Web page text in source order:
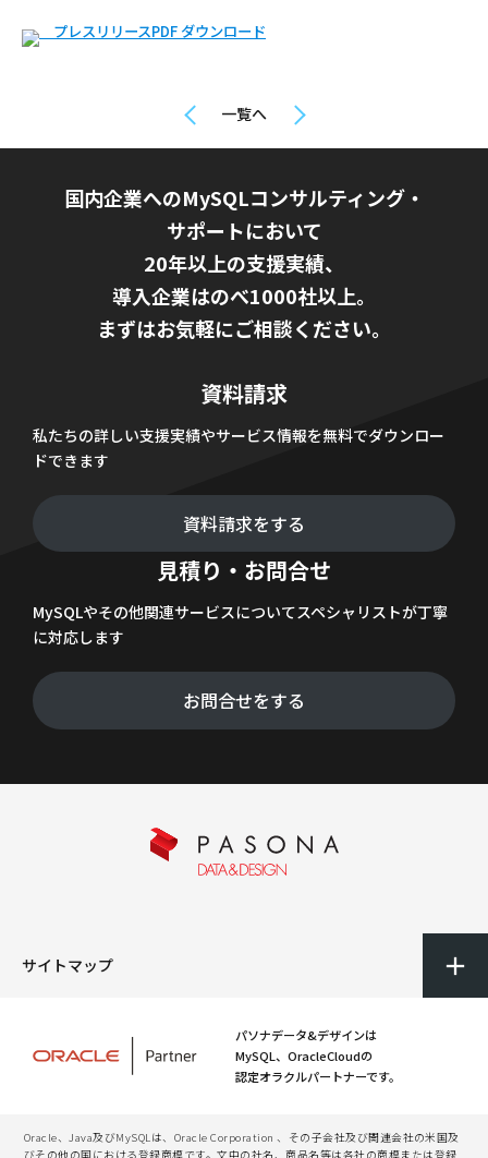
プレスリリースPDF ダウンロード
一覧へ
国内企業へのMySQLコンサルティング・
サポートにおいて
20年以上の支援実績、
導入企業はのべ1000社以上。
まずはお気軽にご相談ください。
資料請求
私たちの詳しい支援実績やサービス情報を無料でダウンロー
ドできます
資料請求をする
見積り・お問合せ
MySQLやその他関連サービスについてスペシャリストが丁寧
に対応します
お問合せをする
サイトマップ
パソナデータ&デザインは
MySQL、OracleCloudの
認定オラクルパートナーです。
Oracle、Java及びMySQLは、Oracle Corporation 、その子会社及び関連会社の米国及